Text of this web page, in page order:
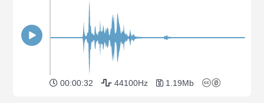
00:00:32 44100Hz 1.19Mb